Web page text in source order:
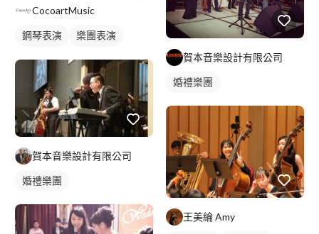
CocoartMusic
鋼琴表演
樂團表演
活動表演
賀本音樂設計有限公司
婚禮樂團
賀本音樂設計有限公司
婚禮樂團
王美綸 Amy